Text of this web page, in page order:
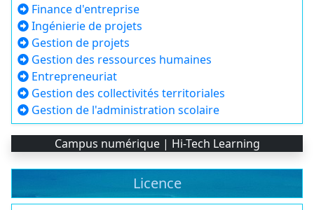
Finance d'entreprise
Ingénierie de projets
Gestion de projets
Gestion des ressources humaines
Entrepreneuriat
Gestion des collectivités territoriales
Gestion de l'administration scolaire
Campus numérique | Hi-Tech Learning
Licence